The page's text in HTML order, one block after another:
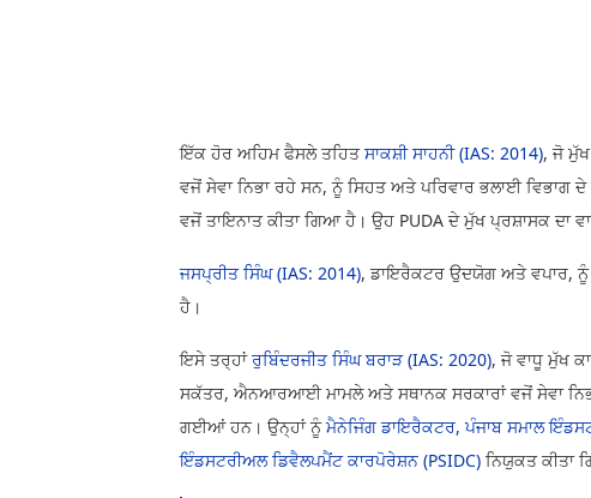
ਇੱਕ ਹੋਰ ਅਹਿਮ ਫੈਸਲੇ ਤਹਿਤਸਾਕਸ਼ੀ ਸਾਹਨੀ (IAS: 2014), ਜੋ
ਵਜੋਂ ਸੇਵਾ ਨਿਭਾ ਰਹੇ ਸਨ, ਨੂੰ ਸਿਹਤ ਅਤੇ ਪਰਿਵਾਰ ਭਲਾਈ ਵਿਭਾਗ
ਵਜੋਂ ਤਾਇਨਾਤ ਕੀਤਾ ਗਿਆ ਹੈ। ਉਹ PUDA ਦੇ ਮੁੱਖ ਪ੍ਰਸ਼ਾਸਕ ਦਾ
ਜਸਪ੍ਰੀਤ ਸਿੰਘ (IAS: 2014), ਡਾਇਰੈਕਟਰ ਉਦਯੋਗ ਅਤੇ ਵਪਾਰ, ਨੂੰ
ਹੈ।
ਇਸੇ ਤਰ੍ਹਾਂਰੁਬਿੰਦਰਜੀਤ ਸਿੰਘ ਬਰਾੜ (IAS: 2020), ਜੋ ਵਾਧੂ ਮੁੱਖ
ਸਕੱਤਰ, ਐਨਆਰਆਈ ਮਾਮਲੇ ਅਤੇ ਸਥਾਨਕ ਸਰਕਾਰਾਂ ਵਜੋਂ ਸੇਵਾ
ਗਈਆਂ ਹਨ। ਉਨ੍ਹਾਂ ਨੂੰਮੈਨੇਜਿੰਗ ਡਾਇਰੈਕਟਰ, ਪੰਜਾਬ ਸਮਾਲ
ਇੰਡਸਟਰੀਅਲ ਡਿਵੈਲਪਮੈਂਟ ਕਾਰਪੋਰੇਸ਼ਨ (PSIDC) ਨਿਯੁਕਤ ਕੀਤਾ